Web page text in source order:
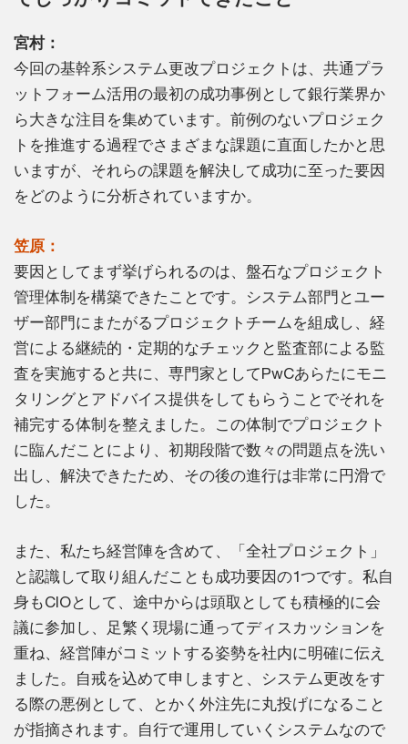
宮村：
今回の基幹系システム更改プロジェクトは、共通プラ
ットフォーム活用の最初の成功事例として銀行業界か
ら大きな注目を集めています。前例のないプロジェク
トを推進する過程でさまざまな課題に直面したかと思
いますが、それらの課題を解決して成功に至った要因
をどのように分析されていますか。
笠原：
要因としてまず挙げられるのは、盤石なプロジェクト
管理体制を構築できたことです。システム部門とユー
ザー部門にまたがるプロジェクトチームを組成し、経
営による継続的・定期的なチェックと監査部による監
査を実施すると共に、専門家としてPwCあらたにモニ
タリングとアドバイス提供をしてもらうことでそれを
補完する体制を整えました。この体制でプロジェクト
に臨んだことにより、初期段階で数々の問題点を洗い
出し、解決できたため、その後の進行は非常に円滑で
した。
また、私たち経営陣を含めて、「全社プロジェクト」
と認識して取り組んだことも成功要因の1つです。私自
身もCIOとして、途中からは頭取としても積極的に会
議に参加し、足繁く現場に通ってディスカッションを
重ね、経営陣がコミットする姿勢を社内に明確に伝え
ました。自戒を込めて申しますと、システム更改をす
る際の悪例として、とかく外注先に丸投げになること
が指摘されます。自行で運用していくシステムなので